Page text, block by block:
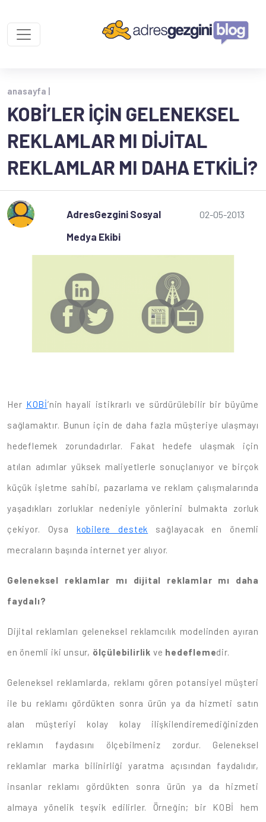
anasayfa |
KOBİ’LER IÇIN GELENEKSEL
REKLAMLAR MI DIJITAL
REKLAMLAR MI DAHA ETKILI?
AdresGezgini Sosyal
Medya Ekibi
02-05-2013
Her KOBİ’nin hayali istikrarlı ve sürdürülebilir bir büyüme
sağlamaktır. Bunun için de daha fazla müşteriye ulaşmayı
hedeflemek zorundadırlar. Fakat hedefe ulaşmak için
atılan adımlar yüksek maliyetlerle sonuçlanıyor ve birçok
küçük işletme sahibi, pazarlama ve reklam çalışmalarında
yaşadıkları zorluklar nedeniyle yönlerini bulmakta zorluk
çekiyor. Oysa kobilere destek sağlayacak en önemli
mecraların başında internet yer alıyor.
Geleneksel reklamlar mı dijital reklamlar mı daha
faydalı?
Dijital reklamları geleneksel reklamcılık modelinden ayıran
en önemli iki unsur, ölçülebilirlik ve hedeflemedir.
Geleneksel reklamlarda, reklamı gören potansiyel müşteri
ile bu reklamı gördükten sonra ürün ya da hizmeti satın
alan müşteriyi kolay kolay ilişkilendiremediğinizden
reklamın faydasını ölçebilmeniz zordur. Geleneksel
reklamlar marka bilinirliği yaratma açısından faydalıdır,
insanlar reklamı gördükten sonra ürün ya da hizmeti
almaya yönelik teşvik edilirler. Örneğin; bir KOBİ hem